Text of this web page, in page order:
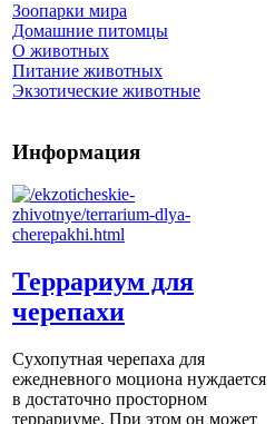
Зоопарки мира
Домашние питомцы
О животных
Питание животных
Экзотические животные
Информация
Террариум для
черепахи
Сухопутная черепаха для
ежедневного моциона нуждается
в достаточно просторном
террариуме. При этом он может